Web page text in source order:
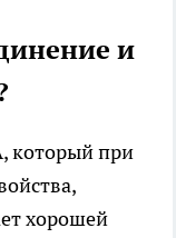
и
который при
хорошей